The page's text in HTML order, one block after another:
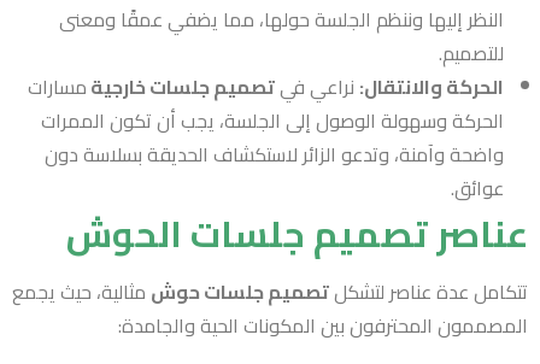
النظر إليها وننظم الجلسة حولها، مما يضفي عمقًا ومعنى
للتصميم.
الحركة والانتقال: نراعي فيتصميم جلسات خارجيةمسارات
الحركة وسهولة الوصول إلى الجلسة، يجب أن تكون الممرات
واضحة وآمنة، وتدعو الزائر لاستكشاف الحديقة بسلاسة دون
عوائق.
عناصر تصميم جلسات الحوش
تتكامل عدة عناصر لتشكلتصميم جلسات حوش مثالية، حيث يجمع
المصممون المحترفون بين المكونات الحية والجامدة: